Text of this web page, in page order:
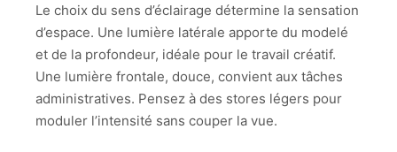
Le choix du sens d’éclairage détermine la sensation
d’espace. Une lumière latérale apporte du modelé
et de la profondeur, idéale pour le travail créatif.
Une lumière frontale, douce, convient aux tâches
administratives. Pensez à des stores légers pour
moduler l’intensité sans couper la vue.